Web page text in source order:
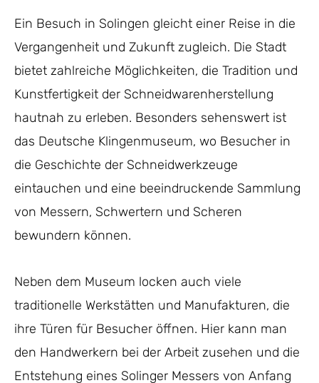
Ein Besuch in Solingen gleicht einer Reise in die
Vergangenheit und Zukunft zugleich. Die Stadt
bietet zahlreiche Möglichkeiten, die Tradition und
Kunstfertigkeit der Schneidwarenherstellung
hautnah zu erleben. Besonders sehenswert ist
das Deutsche Klingenmuseum, wo Besucher in
die Geschichte der Schneidwerkzeuge
eintauchen und eine beeindruckende Sammlung
von Messern, Schwertern und Scheren
bewundern können.
Neben dem Museum locken auch viele
traditionelle Werkstätten und Manufakturen, die
ihre Türen für Besucher öffnen. Hier kann man
den Handwerkern bei der Arbeit zusehen und die
Entstehung eines Solinger Messers von Anfang